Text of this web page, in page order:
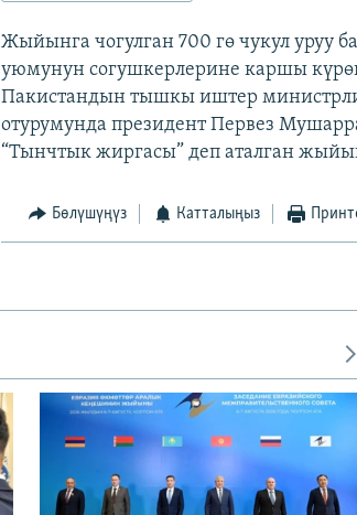
Жыйынга чогулган 700 гө чукул уруу
уюмунун согушкерлерине каршы
Пакистандын тышкы иштер
отурумунда президент Первез
“Тынчтык жиргасы” деп аталган
Бөлүшүңүз Катталыңыз